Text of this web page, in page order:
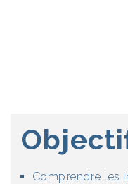
Comprendre les